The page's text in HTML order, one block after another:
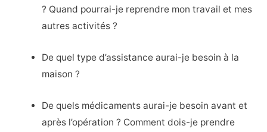
? Quand pourrai-je reprendre mon travail et mes
autres activités ?
De quel type d’assistance aurai-je besoin à la
maison ?
De quels médicaments aurai-je besoin avant et
après l’opération ? Comment dois-je prendre